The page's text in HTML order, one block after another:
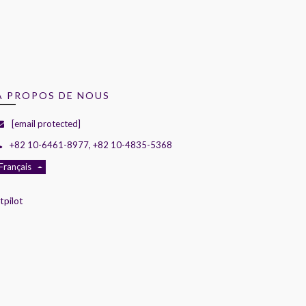
PROPOS DE NOUS
[email protected]
+82 10-6461-8977, +82 10-4835-5368